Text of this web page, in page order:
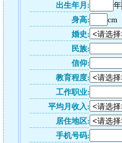
出生年月:
年
身高:
cm
婚史:
民族:
信仰:
教育程度:
工作职业:
平均月收入:
居住地区:
手机号码: